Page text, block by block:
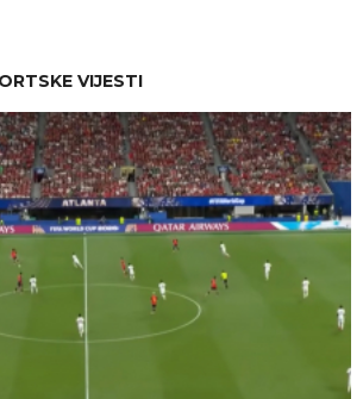
VIJESTI